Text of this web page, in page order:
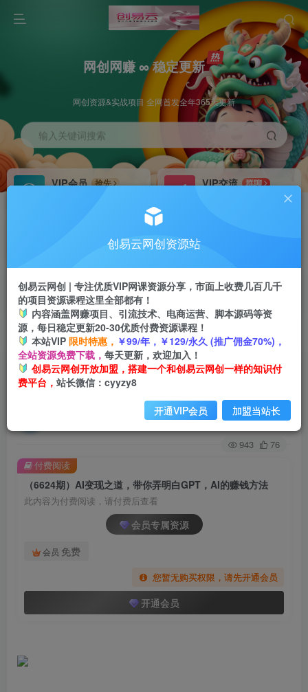
网创网赚 ∞ 稳定更新
网创资源&实战项目 全网首发全年365天更新
输入关键词搜索
VIP会员
抢先
VIP交流
群聊
研究探讨更多创业项目路子。
会员专属推广链接
挂机 项目
脚本卡密
APP下载
GO
首页 创业课程 会员专属 正文
（6624期）AI变现之道，带你弄明白GPT，AI的
赚钱方法
关注
943 76
（6624期）AI变现之道，带你弄明白GPT，AI的赚钱方法
此内容为付费阅读，请付费后查看
会员专属资源
会员 免费
您暂无购买权限，请先开通会员
开通会员
付费阅读
创易云网创资源站
创易云网创 | 专注优质VIP网课资源分享，市面上收费几百几千
的项目资源课程这里全部都有！
内容涵盖网赚项目、引流技术、电商运营、脚本源码等资
源，每日稳定更新20-30优质付费资源课程！
本站VIP 限时特惠， ￥99/年，￥129/永久 (推广佣金70%)，
全站资源免费下载， 每天更新，欢迎加入！
创易云网创开放加盟，搭建一个和创易云网创一样的知识付
费平台， 站长微信：cyyzy8
开通VIP会员 加盟当站长